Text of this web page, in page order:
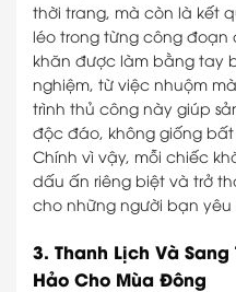
thời trang, mà còn là kết
léo trong từng công
khăn được làm bằng tay
nghiệm, từ việc nhuộm
trình thủ công này giúp
độc đáo, không giống
Chính vì vậy, mỗi chiếc
dấu ấn riêng biệt và trở
cho những người bạn yêu
3. Thanh Lịch Và
Hảo Cho Mùa Đông